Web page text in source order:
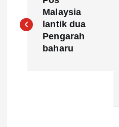
o
Malaysia
lantik dua
Pengarah
baharu